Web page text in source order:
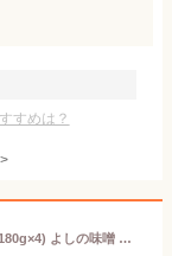
すめは？
>
送料無料 広島 レモン鍋の素 180g4本セット(180g×4) よしの味噌 れもん鍋の素 お土産 銀座tau